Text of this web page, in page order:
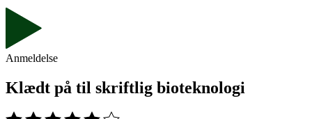
Anmeldelse
Klædt på til skriftlig bioteknologi